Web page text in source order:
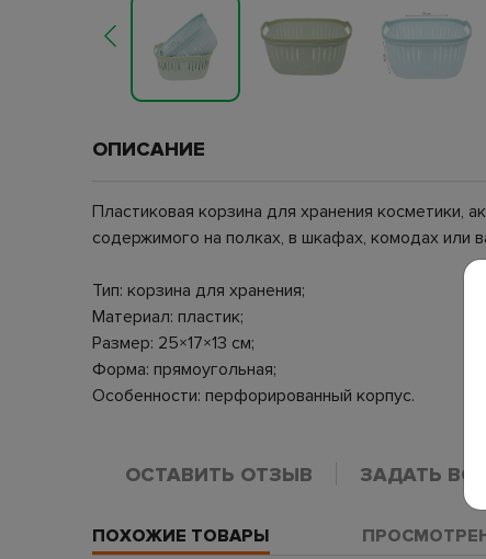
ОПИСАНИЕ
Пластиковая корзина для хранения косметики,
содержимого на полках, в шкафах, комодах или
Тип: корзина для хранения;
Материал: пластик;
Размер: 25×17×13 см;
Форма: прямоугольная;
Особенности: перфорированный корпус.
ОСТАВИТЬ ОТЗЫВ ЗАДАТЬ
ПОХОЖИЕ ТОВАРЫ